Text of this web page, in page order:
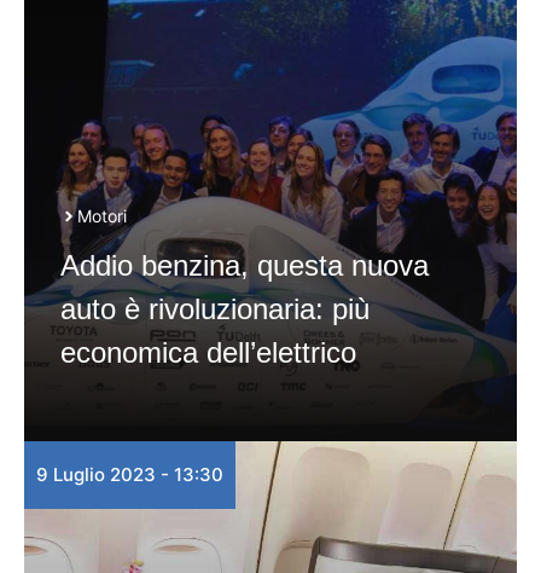
Motori
Addio benzina, questa nuova
auto è rivoluzionaria: più
economica dell’elettrico
9 Luglio 2023 - 13:30